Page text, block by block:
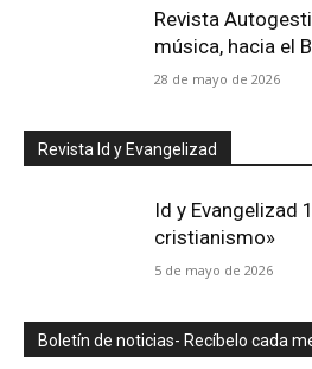
Revista
música, hacia el
28 de mayo de 2026
Revista Id y Evangelizad
Id y Evangelizad
cristianismo»
5 de mayo de 2026
Boletín de noticias- Recíbelo cada